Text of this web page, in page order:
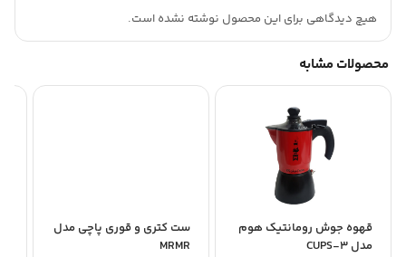
موجود،بیرون از لیوان شما نمی ریزد.
هیچ دیدگاهی برای این محصول نوشته نشده است.
محصولات مشابه
قهوه جوش رومانتیک هوم
مدل CUPS-3
ست کتری و قوری پاچی مدل
MRMR